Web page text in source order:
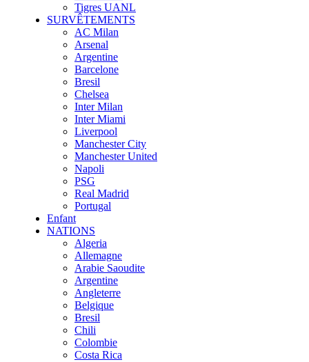
Tigres UANL
SURVÊTEMENTS
AC Milan
Arsenal
Argentine
Barcelone
Bresil
Chelsea
Inter Milan
Inter Miami
Liverpool
Manchester City
Manchester United
Napoli
PSG
Real Madrid
Portugal
Enfant
NATIONS
Algeria
Allemagne
Arabie Saoudite
Argentine
Angleterre
Belgique
Bresil
Chili
Colombie
Costa Rica